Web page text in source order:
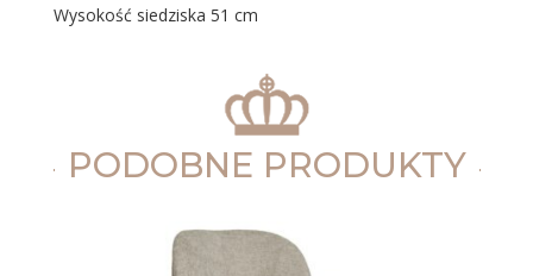
Wysokość siedziska 51 cm
PODOBNE PRODUKTY